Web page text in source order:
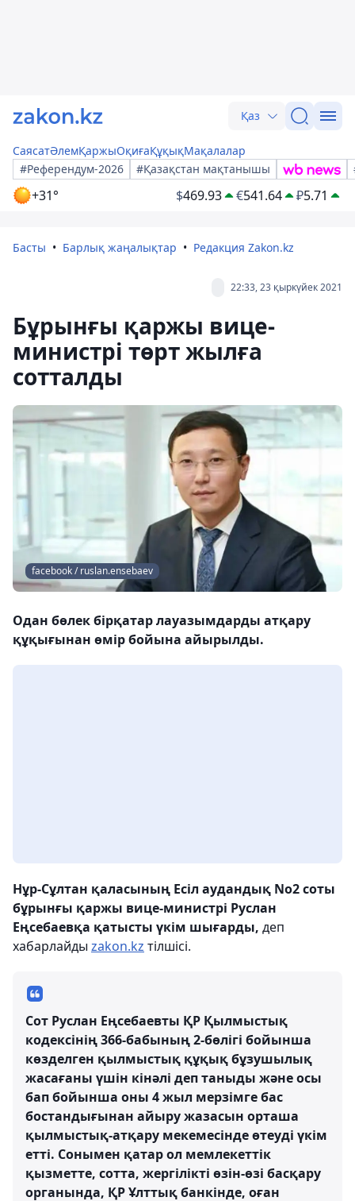
Қаз
СаясатӘлемҚаржыОқиғаҚұқықМақалалар
#Референдум-2026
#Қазақстан мақтанышы
+31° $469.93 €541.64 ₽5.71
Басты Барлық жаңалықтар Редакция Zakon.kz
22:33, 23 қыркүйек 2021
Бұрынғы қаржы вице-
министрі төрт жылға
сотталды
facebook / ruslan.ensebaev
Одан бөлек бірқатар лауазымдарды атқару
құқығынан өмір бойына айырылды.
Нұр-Сұлтан қаласының Есіл аудандық No2соты
бұрынғы қаржы вице-министрі Руслан
Еңсебаевқа қатысты үкім шығарды, деп
хабарлайды zakon.kz тілшісі.
Сот Руслан Еңсебаевты ҚР Қылмыстық
кодексінің 366-бабының 2-бөлігі бойынша
көзделген қылмыстық құқық бұзушылық
жасағаны үшін кінәлі деп таныды және осы
бап бойынша оны 4 жыл мерзімге бас
бостандығынан айыру жазасын орташа
қылмыстық-атқару мекемесінде өтеуді үкім
етті. Сонымен қатар ол мемлекеттік
қызметте, сотта, жергілікті өзін-өзі басқару
органында, ҚР Ұлттық банкінде, оған